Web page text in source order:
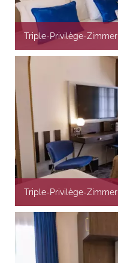
Triple-Privilège-Zimmer
Triple-Privilège-Zimmer